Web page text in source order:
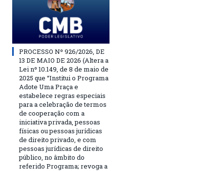
PROCESSO Nº 926/2026, DE
13 DE MAIO DE 2026 (Altera a
Lei nº 10.149, de 8 de maio de
2025 que “Institui o Programa
Adote Uma Praça e
estabelece regras especiais
para a celebração de termos
de cooperação com a
iniciativa privada, pessoas
físicas ou pessoas jurídicas
de direito privado, e com
pessoas jurídicas de direito
público, no âmbito do
referido Programa; revoga a